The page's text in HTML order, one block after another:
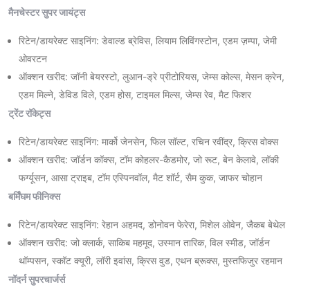
मैनचेस्टर सुपर जायंट्स
रिटेन/डायरेक्ट साइनिंग: डेवाल्ड ब्रेविस, लियाम लिविंगस्टोन, एडम ज़म्पा, जेमी
ओवरटन
ऑक्शन खरीद: जॉनी बेयरस्टो, लुआन-ड्रे प्रीटोरियस, जेम्स कोल्स, मेसन क्रेन,
एडम मिल्ने, डेविड विले, एडम होस, टाइमल मिल्स, जेम्स रेव, मैट फिशर
ट्रेंट रॉकेट्स
रिटेन/डायरेक्ट साइनिंग: मार्को जेनसेन, फिल सॉल्ट, रचिन रवींद्र, क्रिस वोक्स
ऑक्शन खरीद: जॉर्डन कॉक्स, टॉम कोहलर-कैडमोर, जो रूट, बेन केलावे, लॉकी
फर्ग्यूसन, आसा ट्राइब, टॉम एस्पिनवॉल, मैट शॉर्ट, सैम कुक, जाफर चोहान
बर्मिंघम फीनिक्स
रिटेन/डायरेक्ट साइनिंग: रेहान अहमद, डोनोवन फेरेरा, मिशेल ओवेन, जैकब बेथेल
ऑक्शन खरीद: जो क्लार्क, साकिब महमूद, उस्मान तारिक, विल स्मीड, जॉर्डन
थॉम्पसन, स्कॉट क्यूरी, लॉरी इवांस, क्रिस वुड, एथन ब्रूक्स, मुस्तफिजुर रहमान
नॉदर्न सुपरचार्जर्स